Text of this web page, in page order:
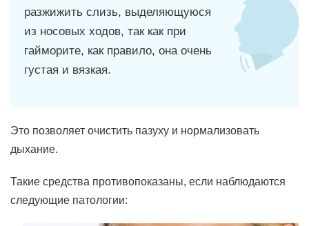
разжижить слизь, выделяющуюся
из носовых ходов, так как при
гайморите, как правило, она очень
густая и вязкая.
Это позволяет очистить пазуху и нормализовать
дыхание.
Такие средства противопоказаны, если наблюдаются
следующие патологии: